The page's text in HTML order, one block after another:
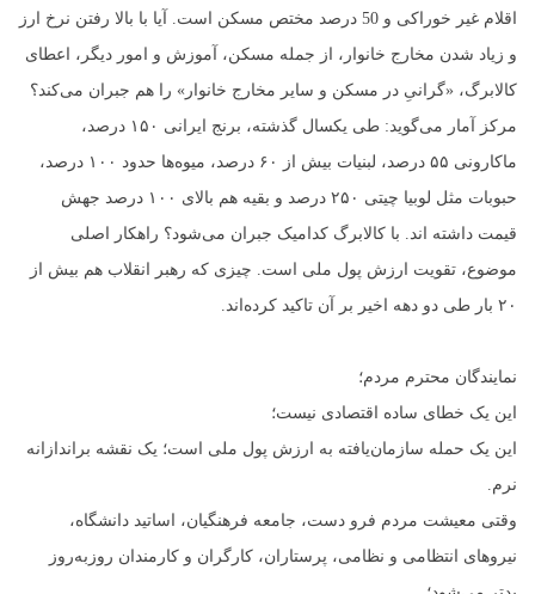
اقلام غیر خوراکی و 50 درصد مختص مسکن است. آیا با بالا رفتن نرخ ارز
و زیاد شدن مخارج خانوار، از جمله مسکن، آموزش و امور دیگر، اعطای
کالابرگ، «گرانیِ در مسکن و سایر مخارج خانوار» را هم جبران می‌کند؟
مرکز آمار می‌گوید: طی یکسال گذشته، برنج ایرانی ۱۵۰ درصد،
ماکارونی ۵۵ درصد، لبنیات بیش از ۶۰ درصد، میوه‌ها حدود ۱۰۰ درصد،
حبوبات مثل لوبیا چیتی ۲۵۰ درصد و بقیه هم بالای ۱۰۰ درصد جهش
قیمت داشته اند. با کالابرگ کدامیک جبران می‌شود؟ راهکار اصلی
موضوع، تقویت ارزش پول ملی است. چیزی که رهبر انقلاب هم بیش از
۲۰ بار طی دو دهه اخیر بر آن تاکید کرده‌اند.
نمایندگان محترم مردم؛
این یک خطای ساده اقتصادی نیست؛
این یک حمله سازمان‌یافته به ارزش پول ملی است؛ یک نقشه براندازانه
نرم.
وقتی معیشت مردم فرو دست، جامعه فرهنگیان، اساتید دانشگاه،
نیروهای انتظامی و نظامی، پرستاران، کارگران و کارمندان روزبه‌روز